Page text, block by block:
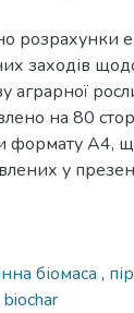
розрахунки
заходів
аграрної
на 80
формату А4,
у
біомаса ,
biochar